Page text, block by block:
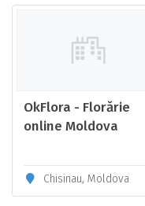
OkFlora - Florărie
online Moldova
Chisinau, Moldova